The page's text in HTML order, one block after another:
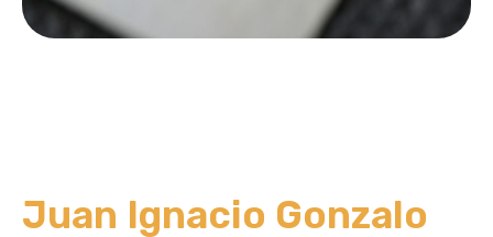
Juan Ignacio Gonzalo